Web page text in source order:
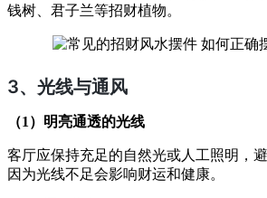
钱树、君子兰等招财植物。
3、 光线与通风
（1）明亮通透的光线
客厅应保持充足的自然光或人工照明，
因为光线不足会影响财运和健康。